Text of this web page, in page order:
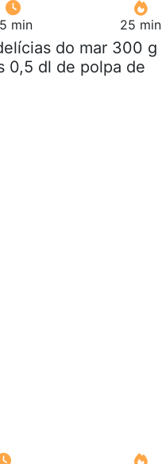
min 25 min
do mar 300 g
0,5 dl de polpa de